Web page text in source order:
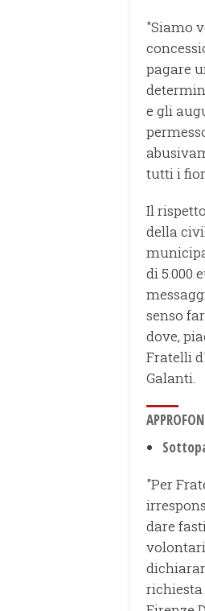
"Siamo
pagare
e gli
tutti i
Il
della
di 5.000
senso
dove,
Fratelli
Galanti.
"Per
dare
richiesta